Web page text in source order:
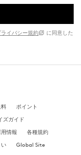
ライバシー規約
に同意した
ポイント
ズガイド
情報
各種規約
Global Site